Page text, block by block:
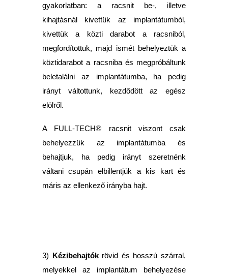
gyakorlatban: a racsnit be-, illetve
kihajtásnál kivettük az implantátumból,
kivettük a közti darabot a racsniból,
megfordítottuk, majd ismét behelyeztük a
köztidarabot a racsniba és megpróbáltunk
beletalálni az implantátumba, ha pedig
irányt váltottunk, kezdődött az egész
elölről.
A FULL-TECH® racsnit viszont csak
behelyezzük az implantátumba és
behajtjuk, ha pedig irányt szeretnénk
váltani csupán elbillentjük a kis kart és
máris az ellenkező irányba hajt.
3) Kézibehajtókrövid és hosszú szárral,
melyekkel az implantátum behelyezése